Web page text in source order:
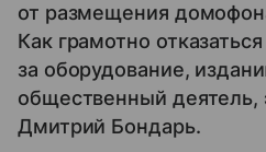
от размещения
Как грамотно
за оборудование,
общественный
Дмитрий Бондарь.